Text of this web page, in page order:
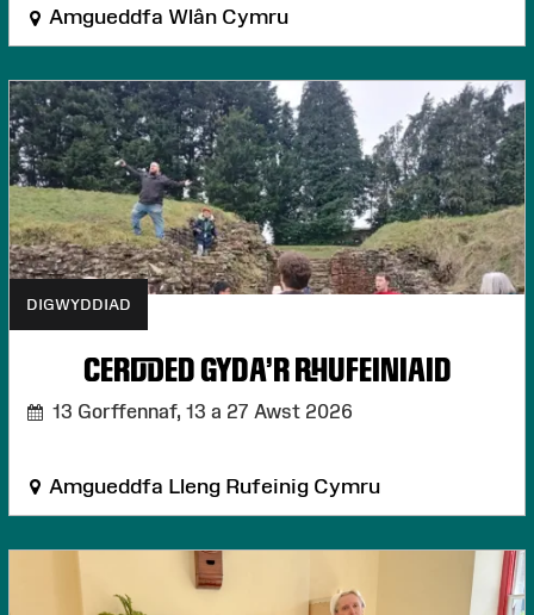
Amgueddfa Wlân Cymru
DIGWYDDIAD
CERDDED GYDA’R RHUFEINIAID
13 Gorffennaf, 13 a 27 Awst 2026
Amgueddfa Lleng Rufeinig Cymru